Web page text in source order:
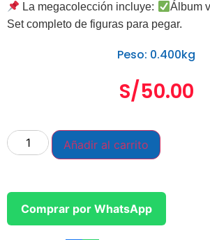
La megacolección incluye:
Álbum
Set completo de figuras para pegar.
Peso: 0.400kg
S/50.00
Añadir al carrito
Comprar por WhatsApp